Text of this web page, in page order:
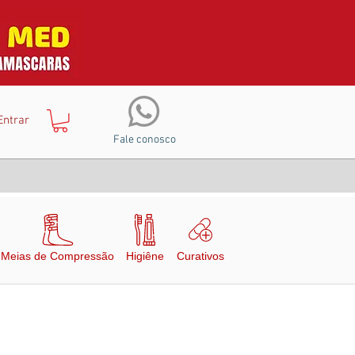
Fale conosco
Meias de Compressão Higiêne Curativos